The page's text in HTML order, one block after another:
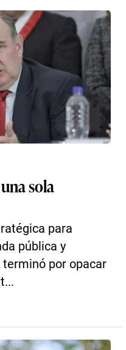
sola
para
pública y
terminó por opacar